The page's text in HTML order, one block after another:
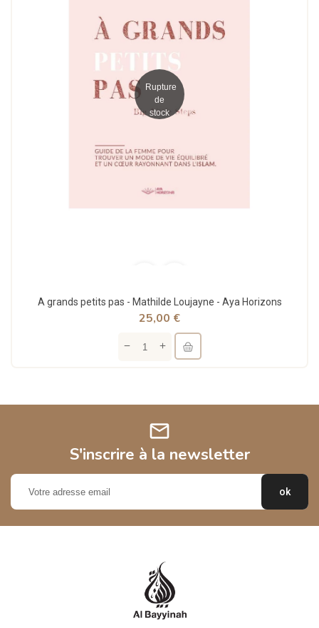
Rupture
de
stock
A grands petits pas - Mathilde Loujayne - Aya Horizons
25,00 €
mail
S'inscrire à la newsletter